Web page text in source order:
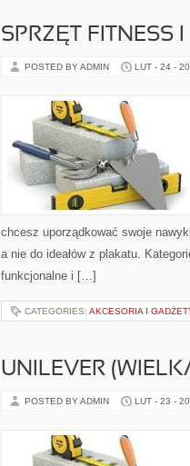
SPRZĘT FITNESS
POSTED BY ADMIN LUT - 24 -
chcesz uporządkować swoje
a nie do ideałów z plakatu.
funkcjonalne i […]
CATEGORIES: AKCESORIA I
UNILEVER
POSTED BY ADMIN LUT - 23 -